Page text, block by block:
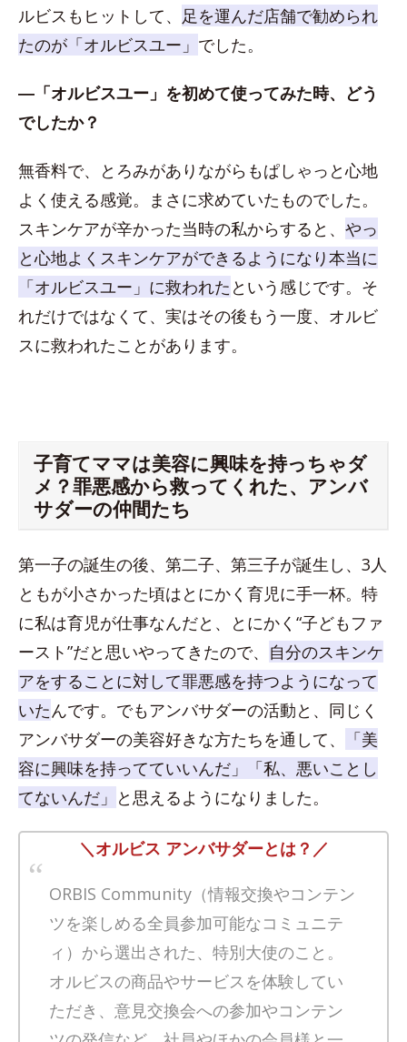
ルビスもヒットして、 足を運んだ店舗で勧められ
たのが「オルビスユー」 でした。
―「オルビスユー」を初めて使ってみた時、どう
でしたか？
無香料で、とろみがありながらもぱしゃっと心地
よく使える感覚。まさに求めていたものでした。
スキンケアが辛かった当時の私からすると、 やっ
と心地よくスキンケアができるようになり本当に
「オルビスユー」に救われた という感じです。そ
れだけではなくて、実はその後もう一度、オルビ
スに救われたことがあります。
子育てママは美容に興味を持っちゃダ
メ？罪悪感から救ってくれた、アンバ
サダーの仲間たち
第一子の誕生の後、第二子、第三子が誕生し、3人
ともが小さかった頃はとにかく育児に手一杯。特
に私は育児が仕事なんだと、とにかく“子どもファ
ースト”だと思いやってきたので、 自分のスキンケ
アをすることに対して罪悪感を持つようになって
いたんです。でもアンバサダーの活動と、同じく
アンバサダーの美容好きな方たちを通して、
「美
容に興味を持ってていいんだ」「私、悪いことし
てないんだ」 と思えるようになりました。
＼オルビス アンバサダーとは？／
ORBIS Community（情報交換やコンテン
ツを楽しめる全員参加可能なコミュニテ
ィ）から選出された、特別大使のこと。
オルビスの商品やサービスを体験してい
ただき、意見交換会への参加やコンテン